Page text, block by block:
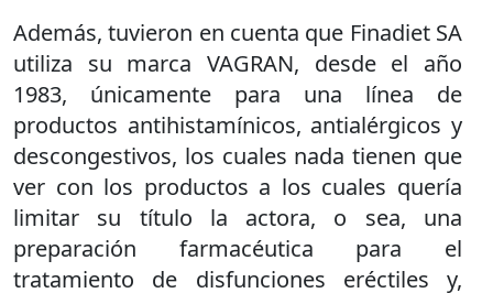
Además, tuvieron en cuenta que Finadiet SA
utiliza su marca VAGRAN, desde el año
1983, únicamente para una línea de
productos antihistamínicos, antialérgicos y
descongestivos, los cuales nada tienen que
ver con los productos a los cuales quería
limitar su título la actora, o sea, una
preparación farmacéutica para el
tratamiento de disfunciones eréctiles y,